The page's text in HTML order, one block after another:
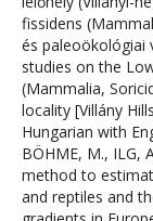
fissidens
és paleoökológiai
studies on the
(Mammalia,
locality [Villány
Hungarian with
BÖHME, M., ILG,
method to
and reptiles and